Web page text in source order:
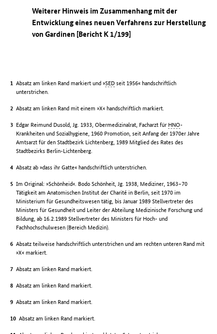
Weiterer Hinweis im Zusammenhang mit der
Entwicklung eines neuen Verfahrens zur Herstellung
von Gardinen [Bericht K 1/199]
Absatz am linken Rand markiert und »SED seit 1956« handschriftlich
unterstrichen.
Absatz am linken Rand mit einem »X« handschriftlich markiert.
Edgar Reimund Dusold, Jg. 1933, Obermedizinalrat, Facharzt für HNO-
Krankheiten und Sozialhygiene, 1960 Promotion, seit Anfang der 1970er Jahre
Amtsarzt für den Stadtbezirk Lichtenberg, 1989 Mitglied des Rates des
Stadtbezirks Berlin-Lichtenberg.
Absatz ab »dass ihr Gatte« handschriftlich unterstrichen.
Im Original: »Schönheid«. Bodo Schönheit, Jg. 1938, Mediziner, 1963–70
Tätigkeit am Anatomischen Institut der Charité in Berlin, seit 1970 im
Ministerium für Gesundheitswesen tätig, bis Januar 1989 Stellvertreter des
Ministers für Gesundheit und Leiter der Abteilung Medizinische Forschung und
Bildung, ab 16.2.1989 Stellvertreter des Ministers für Hoch- und
Fachhochschulwesen (Bereich Medizin).
Absatz teilweise handschriftlich unterstrichen und am rechten unteren Rand mit
»X« markiert.
Absatz am linken Rand markiert.
Absatz am linken Rand markiert.
Absatz am linken Rand markiert.
Absatz am linken Rand markiert.